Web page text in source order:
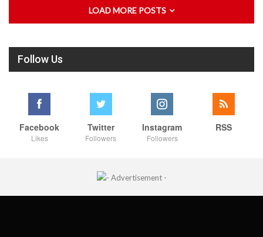
LOAD MORE POSTS
Follow Us
Facebook
Likes
Twitter
Followers
Instagram
Followers
RSS